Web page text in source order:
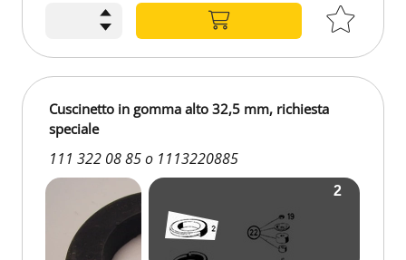
Cuscinetto in gomma alto 32,5 mm, richiesta
speciale
111 322 08 85 o 1113220885